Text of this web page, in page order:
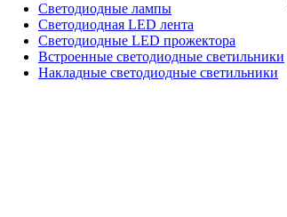
Светодиодные лампы
Светодиодная LED лента
Светодиодные LED прожектора
Встроенные светодиодные светильники
Накладные светодиодные светильники